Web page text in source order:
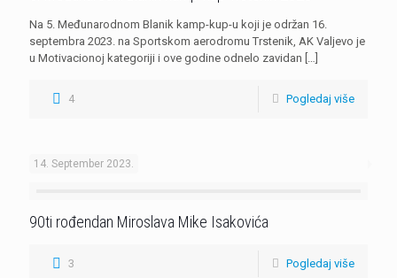
Na 5. Međunarodnom Blanik kamp-kup-u koji je održan 16.
septembra 2023. na Sportskom aerodromu Trstenik, AK Valjevo je
u Motivacionoj kategoriji i ove godine odnelo zavidan […]
4 Pogledaj više
14. September 2023.
90ti rođendan Miroslava Mike Isakovića
3 Pogledaj više